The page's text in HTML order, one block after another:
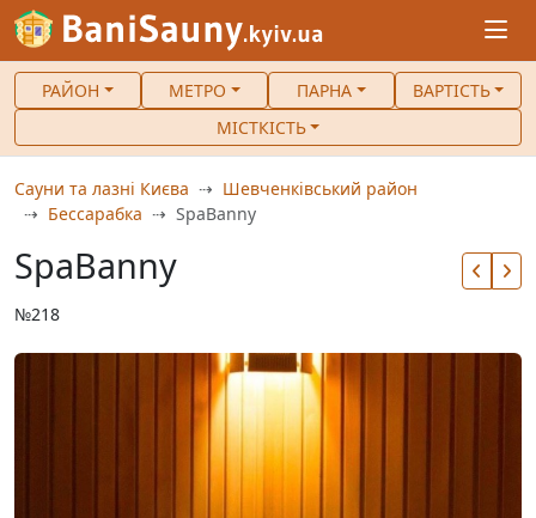
РАЙОН МЕТРО ПАРНА
ВАРТІСТЬ
МІСТКІСТЬ
Сауни та лазні Києва
Шевченківський район
Бессарабка
SpaBanny
SpaBanny
№218